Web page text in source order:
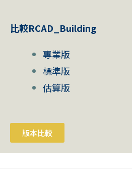
比較RCAD_Building
專業版
標準版
估算版
版本比較